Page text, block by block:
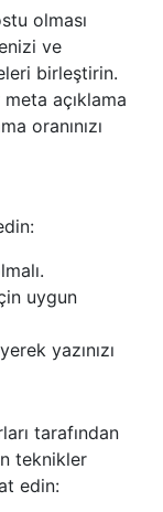
olması
ve
birleştirin.
açıklama
oranınızı
uygun
yazınızı
tarafından
teknikler
edin: